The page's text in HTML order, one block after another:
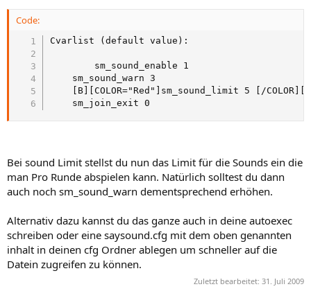
Code:
Cvarlist (default value):
        sm_sound_enable 1
	sm_join_exit 0
Bei sound Limit stellst du nun das Limit für die Sounds ein die
man Pro Runde abspielen kann. Natürlich solltest du dann
auch noch sm_sound_warn dementsprechend erhöhen.
Alternativ dazu kannst du das ganze auch in deine autoexec
schreiben oder eine saysound.cfg mit dem oben genannten
inhalt in deinen cfg Ordner ablegen um schneller auf die
Datein zugreifen zu können.
Zuletzt bearbeitet: 31. Juli 2009